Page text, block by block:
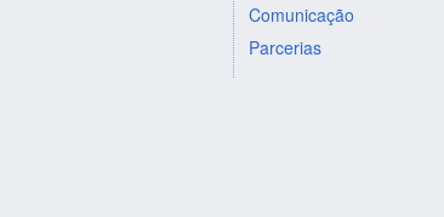
Comunicação
Parcerias